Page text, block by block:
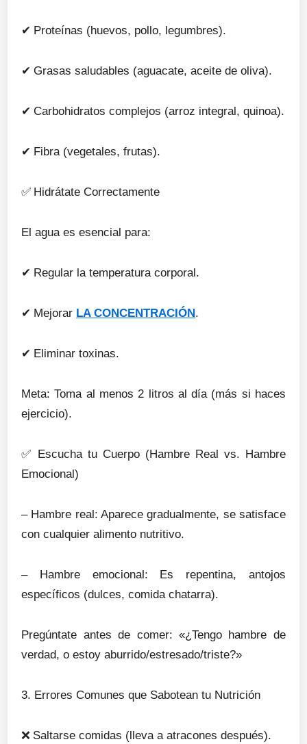
✔ Proteínas (huevos, pollo, legumbres).
✔Grasas saludables (aguacate, aceite de oliva).
✔Carbohidratos complejos (arroz integral, quinoa).
✔ Fibra (vegetales, frutas).
✅ Hidrátate Correctamente
El agua es esencial para:
✔ Regular la temperatura corporal.
✔ Mejorar LA CONCENTRACIÓN .
✔ Eliminar toxinas.
Meta: Toma al menos 2 litros al día (más si haces
ejercicio).
✅
Escucha tu Cuerpo (Hambre Real vs. Hambre
Emocional)
– Hambre real: Aparece gradualmente, se satisface
con cualquier alimento nutritivo.
– Hambre emocional: Es repentina, antojos
específicos (dulces, comida chatarra).
Pregúntate antes de comer: «¿Tengo hambre de
verdad, o estoy aburrido/estresado/triste?»
3. Errores Comunes que Sabotean tu Nutrición
❌ Saltarse comidas (lleva a atracones después).